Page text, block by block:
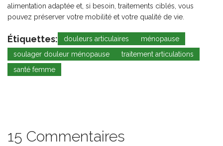
alimentation adaptée et, si besoin, traitements ciblés, vous
pouvez préserver votre mobilité et votre qualité de vie.
Étiquettes: douleurs articulaires
ménopause
soulager douleur ménopause
traitement articulations
santé femme
15 Commentaires